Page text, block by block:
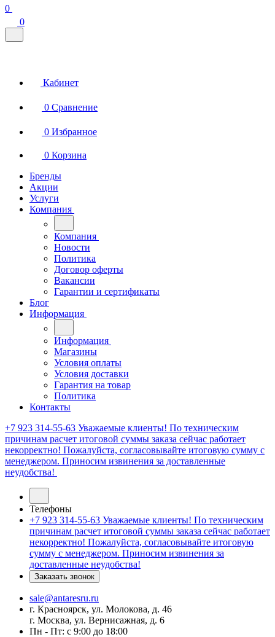
0
0
Кабинет
0 Сравнение
0 Избранное
0 Корзина
Бренды
Акции
Услуги
Компания
Компания
Новости
Политика
Договор оферты
Вакансии
Гарантии и сертификаты
Блог
Информация
Информация
Магазины
Условия оплаты
Условия доставки
Гарантия на товар
Политика
Контакты
+7 923 314-55-63 Уважаемые клиенты! По техническим
причинам расчет итоговой суммы заказа сейчас работает
некорректно! Пожалуйста, согласовывайте итоговую сумму с
менеджером. Приносим извинения за доставленные
неудобства!
Телефоны
+7 923 314-55-63 Уважаемые клиенты! По техническим
причинам расчет итоговой суммы заказа сейчас работает
некорректно! Пожалуйста, согласовывайте итоговую
сумму с менеджером. Приносим извинения за
доставленные неудобства!
Заказать звонок
sale@antaresru.ru
г. Красноярск, ул. Молокова, д. 46
г. Москва, ул. Вернисажная, д. 6
Пн - Пт: с 9:00 до 18:00